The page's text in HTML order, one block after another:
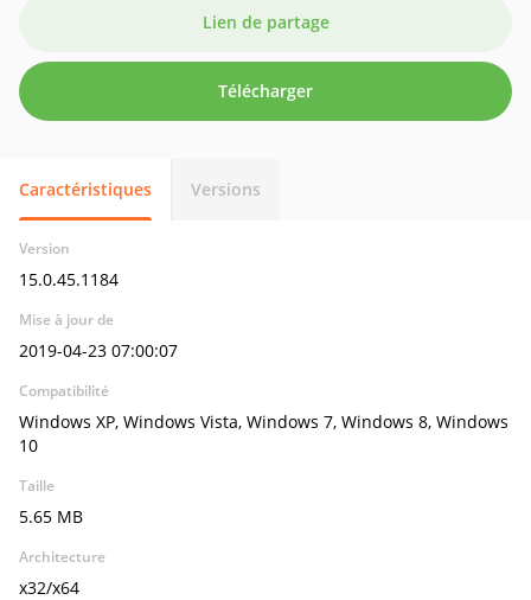
Lien de partage
Télécharger
Caractéristiques Versions
Version
15.0.45.1184
Mise à jour de
2019-04-23 07:00:07
Compatibilité
Windows XP, Windows Vista, Windows 7, Windows 8, Windows
10
Taille
5.65 MB
Architecture
x32/x64